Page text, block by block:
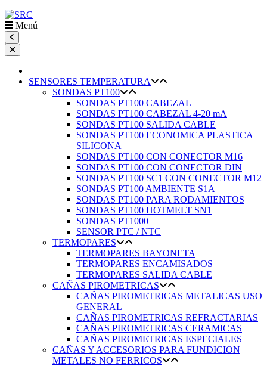
Menú
SENSORES TEMPERATURA
SONDAS PT100
SONDAS PT100 CABEZAL
SONDAS PT100 CABEZAL 4-20 mA
SONDAS PT100 SALIDA CABLE
SONDAS PT100 ECONOMICA PLASTICA
SILICONA
SONDAS PT100 CON CONECTOR M16
SONDAS PT100 CON CONECTOR DIN
SONDAS PT100 SC1 CON CONECTOR M12
SONDAS PT100 AMBIENTE S1A
SONDAS PT100 PARA RODAMIENTOS
SONDAS PT100 HOTMELT SN1
SONDAS PT1000
SENSOR PTC / NTC
TERMOPARES
TERMOPARES BAYONETA
TERMOPARES ENCAMISADOS
TERMOPARES SALIDA CABLE
CAÑAS PIROMETRICAS
CAÑAS PIROMETRICAS METALICAS USO
GENERAL
CAÑAS PIROMETRICAS REFRACTARIAS
CAÑAS PIROMETRICAS CERAMICAS
CAÑAS PIROMETRICAS ESPECIALES
CAÑAS Y ACCESORIOS PARA FUNDICION
METALES NO FERRICOS